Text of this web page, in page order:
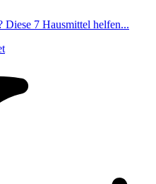
Diese 7 Hausmittel helfen...